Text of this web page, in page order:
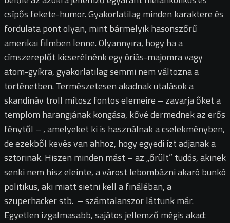
csípős fekete-humor. Gyakorlatilag minden karaktere és
fordulata pont olyan, mint bármelyik hasonszőrű
amerikai filmben lenne. Olyannyira, hogy ha a
címszereplőt kicserélnénk egy óriás-majomra vagy
atom-gyíkra, gyakorlatilag semmi nem változna a
történetben. Természetesen akadnak utalások a
skandináv troll mítosz fontos elemeire – zavarja őket a
templom harangjának kongása, kővé dermednek az erős
fénytől – , amelyeket ki is használnak a cselekményben,
de ezekből kevés van ahhoz, hogy egyedi ízt adjanak a
sztorinak. Hiszen minden mást – az „őrült” tudós, akinek
senki nem hisz eleinte, a várost lebombázni akaró bunkó
politikus, aki miatt sietni kell a fináléban, a
szuperhacker stb. – számtalanszor láttunk már.
Egyetlen izgalmasabb, sajátos jellemző mégis akad: